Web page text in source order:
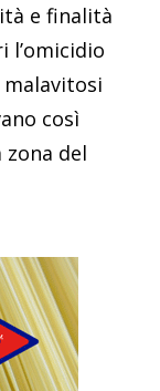
e finalità
l’omicidio
così
del